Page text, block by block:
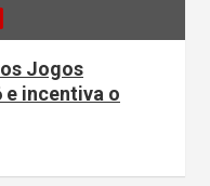
Jogos
e incentiva o